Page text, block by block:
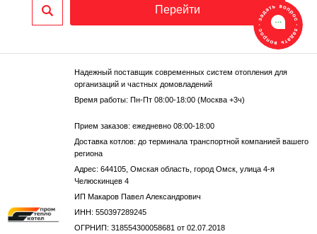
Надежный поставщик современных систем отопления для
организаций и частных домовладений
Время работы: Пн-Пт 08:00-18:00 (Москва +3ч)
Прием заказов: ежедневно 08:00-18:00
Доставка котлов: до терминала транспортной компанией вашего
региона
Адрес: 644105, Омская область, город Омск, улица 4-я
Челюскинцев 4
ИП Макаров Павел Александрович
ИНН: 550397289245
ОГРНИП: 318554300058681 от 02.07.2018